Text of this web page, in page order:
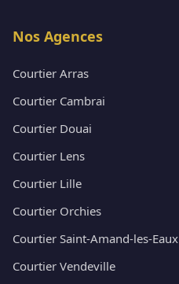
Nos Agences
Courtier Arras
Courtier Cambrai
Courtier Douai
Courtier Lens
Courtier Lille
Courtier Orchies
Courtier Saint-Amand-les-Eaux
Courtier Vendeville